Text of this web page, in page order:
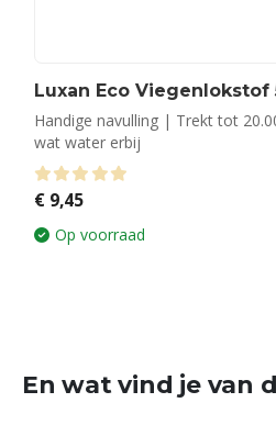
Luxan Eco Viegenlokstof
Handige navulling | Trekt tot
wat water erbij
0 out of 5
€9,45
Op voorraad
En wat vind je van